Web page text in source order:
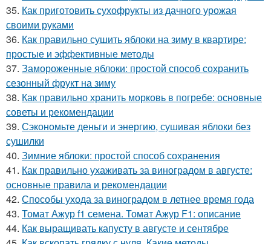
35. Как приготовить сухофрукты из дачного урожая
своими руками
36. Как правильно сушить яблоки на зиму в квартире:
простые и эффективные методы
37. Замороженные яблоки: простой способ сохранить
сезонный фрукт на зиму
38. Как правильно хранить морковь в погребе: основные
советы и рекомендации
39. Сэкономьте деньги и энергию, сушивая яблоки без
сушилки
40. Зимние яблоки: простой способ сохранения
41. Как правильно ухаживать за виноградом в августе:
основные правила и рекомендации
42. Способы ухода за виноградом в летнее время года
43. Томат Ажур f1 семена. Томат Ажур F1: описание
44. Как выращивать капусту в августе и сентябре